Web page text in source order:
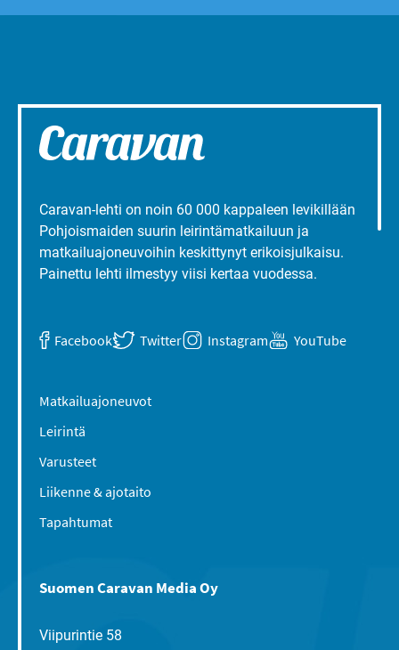
Caravan-lehti on noin 60 000 kappaleen levikillään
Pohjoismaiden suurin leirintämatkailuun ja
matkailuajoneuvoihin keskittynyt erikoisjulkaisu.
Painettu lehti ilmestyy viisi kertaa vuodessa.
Facebook Twitter Instagram YouTube
Matkailuajoneuvot
Leirintä
Varusteet
Liikenne & ajotaito
Tapahtumat
Suomen Caravan Media Oy
Viipurintie 58